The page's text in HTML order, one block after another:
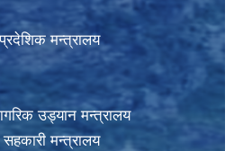
प्रदेशिक मन्त्रालय
उड्यान मन्त्रालय
मन्त्रालय